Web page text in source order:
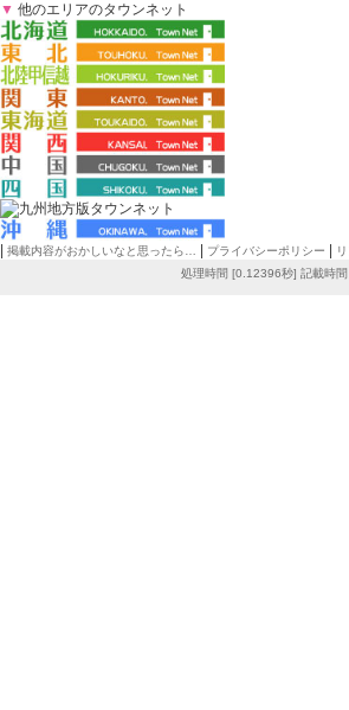
▼ 他のエリアのタウンネット
掲載内容がおかしいなと思ったら… プライバシーポリシー
処理時間 [0.12396秒] 記載時